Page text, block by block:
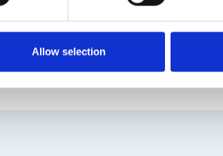
Allow selection